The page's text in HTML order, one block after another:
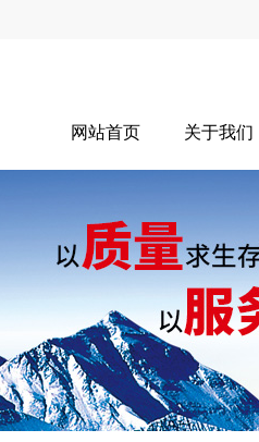
网站首页 关于我们